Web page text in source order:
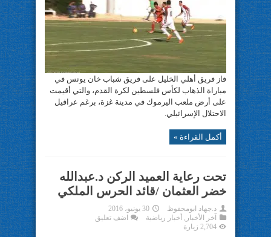
فاز فريق أهلي الخليل على فريق شباب خان يونس في
مباراة الذهاب لكأس فلسطين لكرة القدم، والتي أقيمت
على أرض ملعب اليرموك في مدينة غزة، برغم عراقيل
الاحتلال الإسرائيلي.
أكمل القراءة »
تحت رعاية العميد الركن د.عبدالله
خضر العثمان /قائد الحرس الملكي
د.جهاد ابومحفوظ
30 يونيو، 2016
آخر الأخبار , أخبار رياضية
اضف تعليق
2,704 زيارة